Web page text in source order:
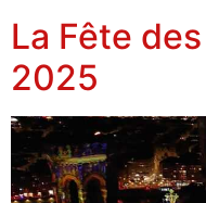
La Fête
2025